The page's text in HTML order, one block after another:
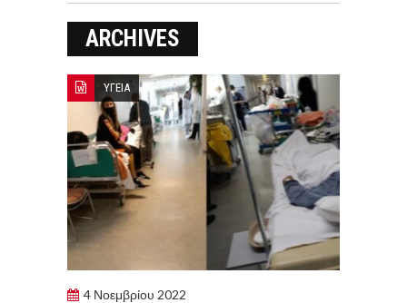
ARCHIVES
ΥΓΕΙΑ
4 Νοεμβρίου 2022